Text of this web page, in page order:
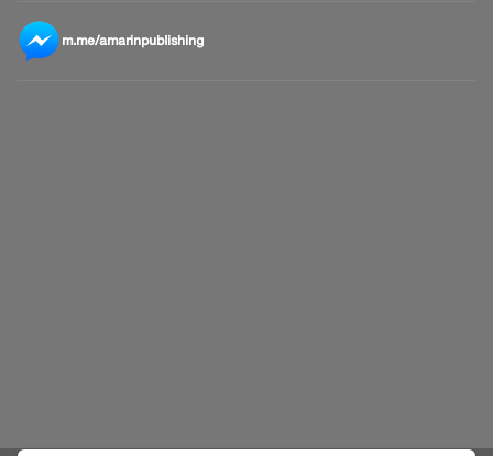
m.me/amarinpublishing